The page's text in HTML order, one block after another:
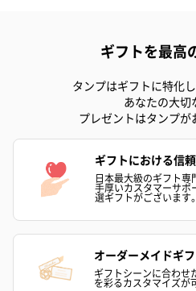
ギフトを最高
タンプはギフトに特化し
あなたの大切
プレゼントはタンプが
ギフトにおける信頼
日本最大級のギフト専
手厚いカスタマーサポ
選ギフトがございます。
オーダーメイドギ
ギフトシーンに合わせ
を彩るカスタマイズが